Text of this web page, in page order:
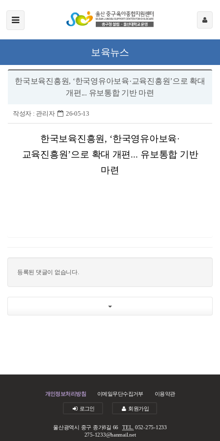
보육뉴스
한국보육진흥원, ‘한국영유아보육·교육진흥원’으로 확대
개편... 유보통합 기반 마련
작성자 : 관리자 26-05-13
한국보육진흥원 , ‘한국영유아보육·
교육진흥원’으로 확대 개편 ... 유보통합 기반
마련
등록된 댓글이 없습니다.
개인정보처리방침 이메일무단수집거부 이용약관
로그인 회원가입
울산광역시 중구 종가8길 66TEL. 052-275-1233
275-1233@hanmail.net